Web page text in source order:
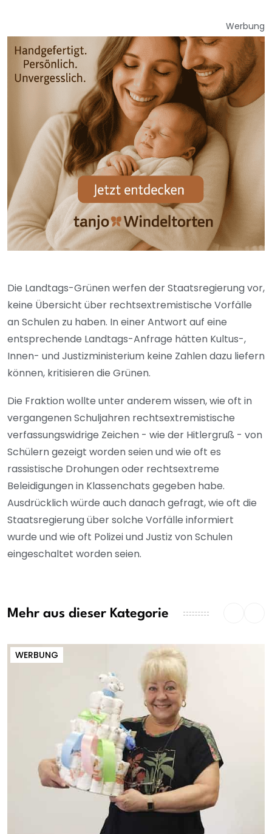
Werbung
Die Landtags-Grünen werfen der Staatsregierung vor,
keine Übersicht über rechtsextremistische Vorfälle
an Schulen zu haben. In einer Antwort auf eine
entsprechende Landtags-Anfrage hätten Kultus-,
Innen- und Justizministerium keine Zahlen dazu liefern
können, kritisieren die Grünen.
Die Fraktion wollte unter anderem wissen, wie oft in
vergangenen Schuljahren rechtsextremistische
verfassungswidrige Zeichen - wie der Hitlergruß - von
Schülern gezeigt worden seien und wie oft es
rassistische Drohungen oder rechtsextreme
Beleidigungen in Klassenchats gegeben habe.
Ausdrücklich würde auch danach gefragt, wie oft die
Staatsregierung über solche Vorfälle informiert
wurde und wie oft Polizei und Justiz von Schulen
eingeschaltet worden seien.
Mehr aus dieser Kategorie
WERBUNG